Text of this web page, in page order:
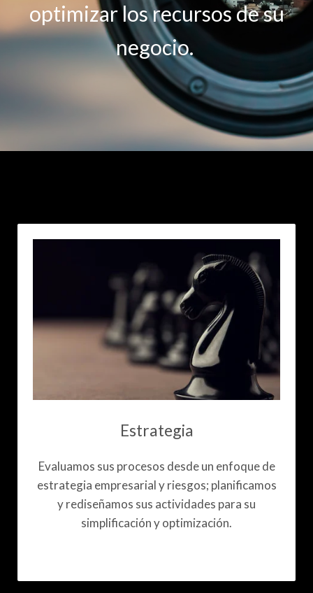
optimizar los recursos de su
negocio.
Estrategia
Evaluamos sus procesos desde un enfoque de
estrategia empresarial y riesgos; planificamos
y rediseñamos sus actividades para su
simplificación y optimización.